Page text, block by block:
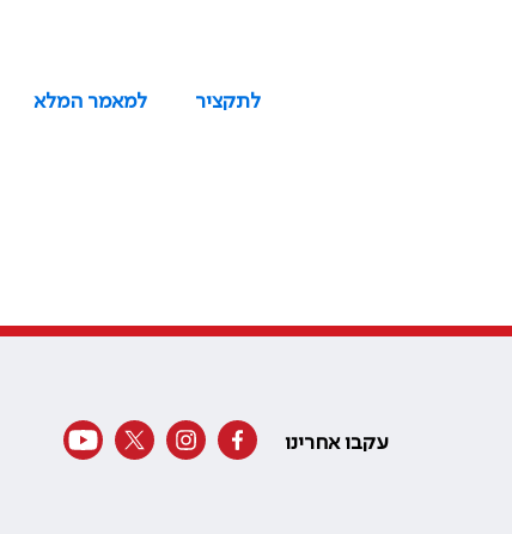
לתקציר
למאמר המלא
עקבו אחרינו